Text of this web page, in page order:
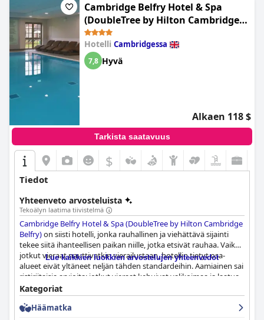
Cambridge Belfry Hotel & Spa
(DoubleTree by Hilton Cambridge
Belfry)
Hotelli Cambridgessa
7,8 Hyvä
Alkaen 118 $
Tarkista saatavuus
$
Tiedot
Yhteenveto arvosteluista
Tekoälyn laatima tiivistelmä
Cambridge Belfry Hotel & Spa (DoubleTree by Hilton Cambridge
Belfry)on siisti hotelli, jonka rauhallinen ja viehättävä sijainti
tekee siitä ihanteellisen paikan niille, jotka etsivät rauhaa. Vaikka
jotkut vieraat nauttivatkin vierailustaan, hotellin tietyt osa-
alueet eivät yltäneet neljän tähden standardeihin. Aamiainen sai
ristiriitaisia arvioita: jotkut vieraat kehuivat valikoimaa ja laatua,
kun taas toiset kritisoivat huonoa palvelua ja suppeaa
valikoimaa. Myös illallisvaihtoehdot saivat vaihtelevia arvioita:
jotkut vieraat nauttivat herkullisesta ruoasta, kun taas toiset
Lue kaikkien luokkien arvostelujen yhteenvedot
Kategoriat
Häämatka